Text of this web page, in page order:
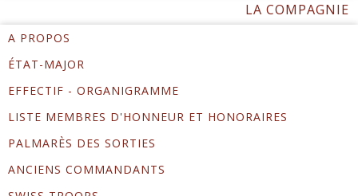
LA COMPAGNIE
A PROPOS
ÉTAT-MAJOR
EFFECTIF - ORGANIGRAMME
LISTE MEMBRES D'HONNEUR ET HONORAIRES
PALMARÈS DES SORTIES
ANCIENS COMMANDANTS